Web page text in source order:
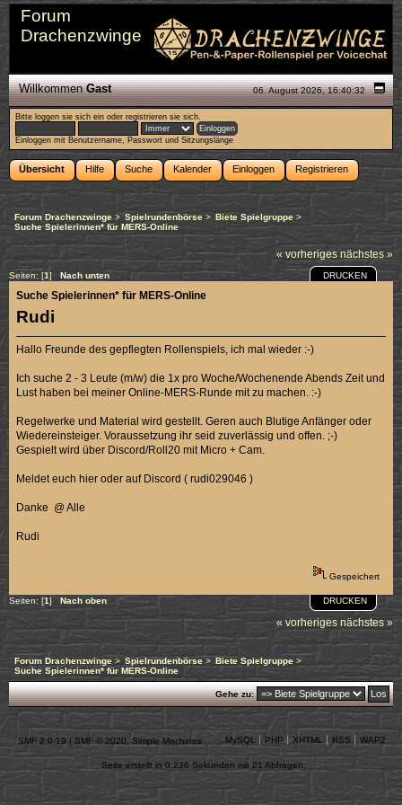
Forum
Drachenzwinge
06. August 2026, 16:40:32
WillkommenGast
Bitte loggen sie sich ein oderregistrieren sie sich.
Einloggen mit Benutzername, Passwort und Sitzungslänge
Übersicht Hilfe Suche Kalender Einloggen Registrieren
Forum Drachenzwinge > Spielrundenbörse> Biete Spielgruppe>
Suche Spielerinnen* für MERS-Online
« vorheriges nächstes »
Seiten: [1] Nach unten DRUCKEN
Rudi
Suche Spielerinnen* für MERS-Online
Hallo Freunde des gepflegten Rollenspiels, ich mal wieder :-)
Ich suche 2 - 3 Leute (m/w) die 1x pro Woche/Wochenende Abends Zeit und
Lust haben bei meiner Online-MERS-Runde mit zu machen. :-)
Regelwerke und Material wird gestellt. Geren auch Blutige Anfänger oder
Wiedereinsteiger. Voraussetzung ihr seid zuverlässig und offen. ;-)
Gespielt wird über Discord/Roll20 mit Micro + Cam.
Meldet euch hier oder auf Discord ( rudi029046 )
Danke @ Alle
Rudi
Gespeichert
DRUCKEN
Seiten: [1] Nach oben
« vorheriges nächstes »
Forum Drachenzwinge > Spielrundenbörse> Biete Spielgruppe>
Suche Spielerinnen* für MERS-Online
Gehe zu:
SMF 2.0.19 | SMF © 2020 Simple Machines MySQL PHP XHTML RSS WAP2
Seite erstellt in 0.236 Sekunden mit 21 Abfragen.